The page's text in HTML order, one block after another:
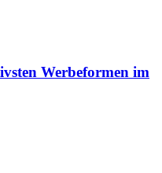
Werbeformen im